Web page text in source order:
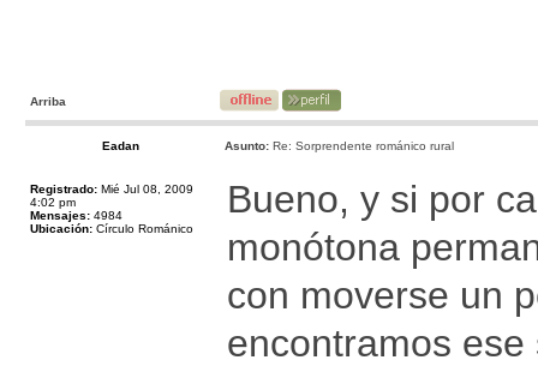
Arriba
Eadan Asunto: Re: Sorprendente románico rural
Registrado: Mié Jul 08, 2009
4:02 pm
Mensajes: 4984
Ubicación: Círculo Románico
Bueno, y si por
monótona
con moverse un
encontramos